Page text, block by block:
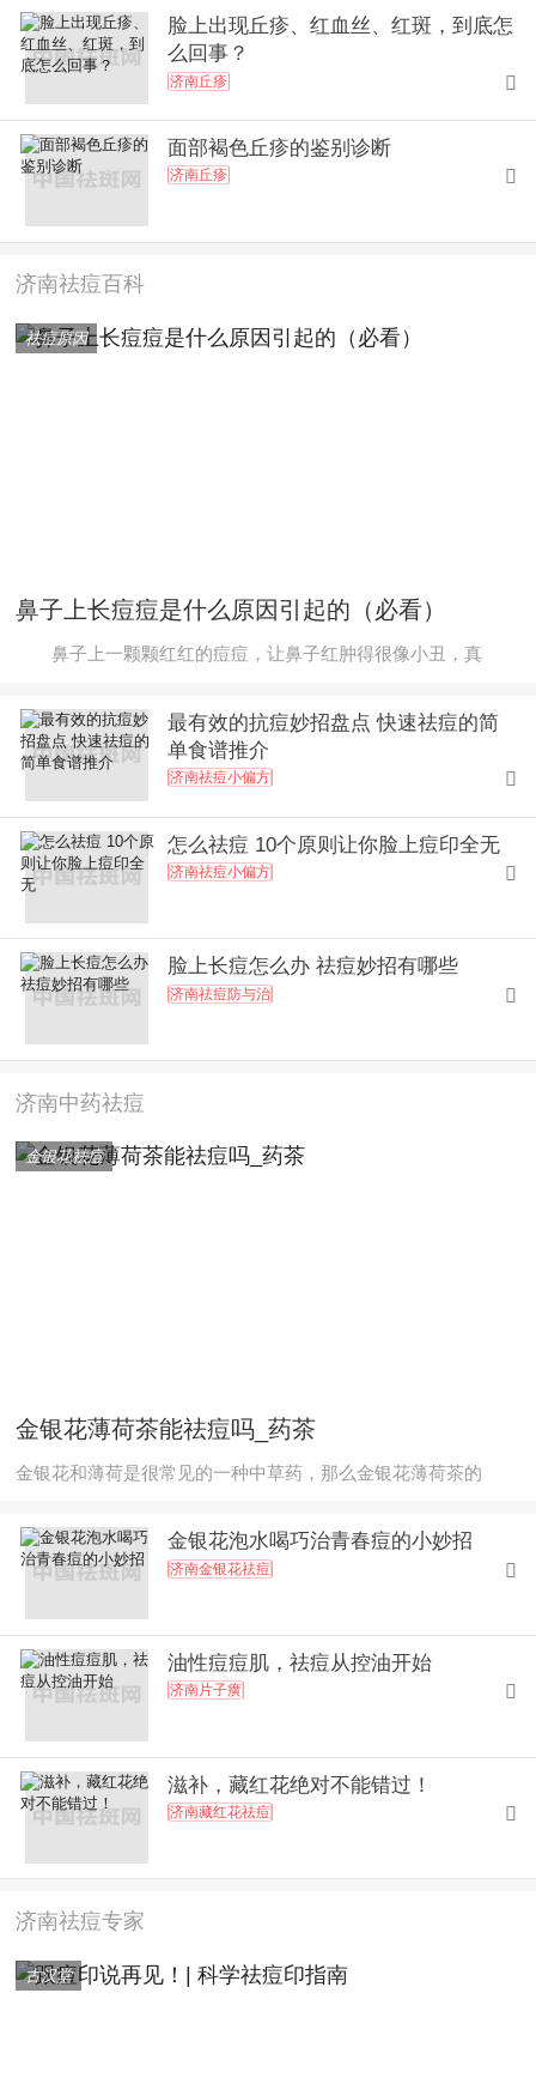
脸上出现丘疹、红血丝、红斑，到底怎
么回事？
济南丘疹 
面部褐色丘疹的鉴别诊断
济南丘疹 
济南祛痘百科
祛痘原因
鼻子上长痘痘是什么原因引起的（必看）
鼻子上一颗颗红红的痘痘，让鼻子红肿得很像小丑，真
最有效的抗痘妙招盘点 快速祛痘的简
单食谱推介
济南祛痘小偏方 
怎么祛痘 10个原则让你脸上痘印全无
济南祛痘小偏方 
脸上长痘怎么办 祛痘妙招有哪些
济南祛痘防与治 
济南中药祛痘
金银花祛痘
金银花薄荷茶能祛痘吗_药茶
金银花和薄荷是很常见的一种中草药，那么金银花薄荷茶的
金银花泡水喝巧治青春痘的小妙招
济南金银花祛痘 
油性痘痘肌，祛痘从控油开始
济南片子癀 
滋补，藏红花绝对不能错过！
济南藏红花祛痘 
济南祛痘专家
古汉堂